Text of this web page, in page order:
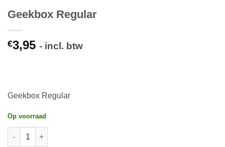
Geekbox Regular
€3,95 - incl. btw
Geekbox Regular
Op voorraad